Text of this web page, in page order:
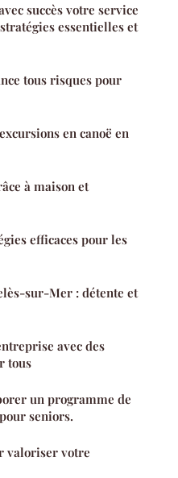
succès votre service
essentielles et
tous risques pour
en canoë en
à maison et
efficaces pour les
sur-Mer : détente et
avec des
tous
un programme de
seniors.
valoriser votre